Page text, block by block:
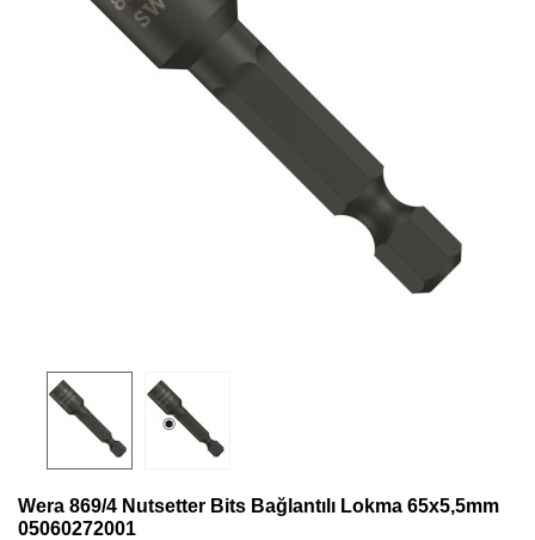
Wera 869/4 Nutsetter Bits Bağlantılı Lokma 65x5,5mm
05060272001